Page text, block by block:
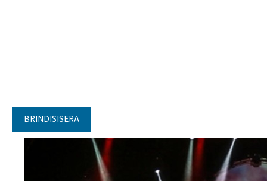
BRINDISISERA